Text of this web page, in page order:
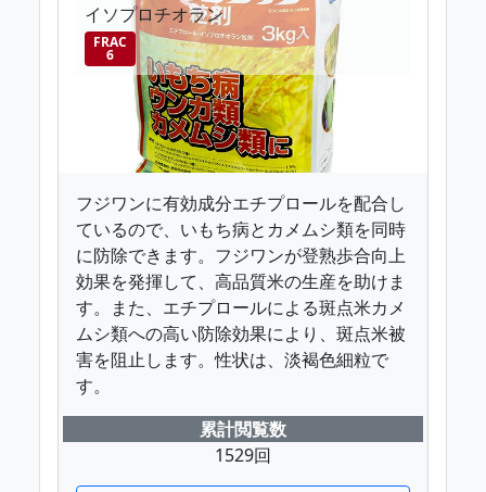
イソプロチオラン
FRAC
6
フジワンに有効成分エチプロールを配合し
ているので、いもち病とカメムシ類を同時
に防除できます。フジワンが登熟歩合向上
効果を発揮して、高品質米の生産を助けま
す。また、エチプロールによる斑点米カメ
ムシ類への高い防除効果により、斑点米被
害を阻止します。性状は、淡褐色細粒で
す。
累計閲覧数
1529回